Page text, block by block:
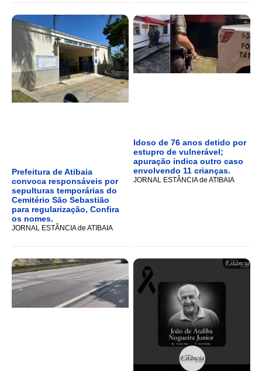
Prefeitura de Atibaia
convoca responsáveis por
sepulturas temporárias do
Cemitério São Sebastião
para regularização, Confira
os nomes.
JORNAL ESTÂNCIA de ATIBAIA
Idoso de 76 anos detido por
estupro de vulnerável;
apuração indica outro caso
envolvendo 11 crianças.
JORNAL ESTÂNCIA de ATIBAIA